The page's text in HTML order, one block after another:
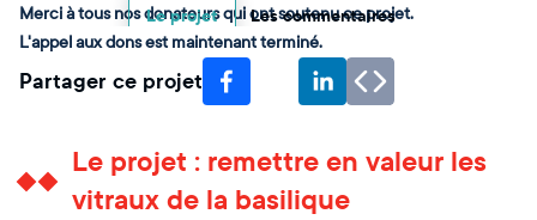
Le projet Les commentaires
Merci à tous nos donateurs qui ont soutenu ce projet.
L'appel aux dons est maintenant terminé.
Partager ce projet
Le projet : remettre en valeur les
vitraux de la basilique